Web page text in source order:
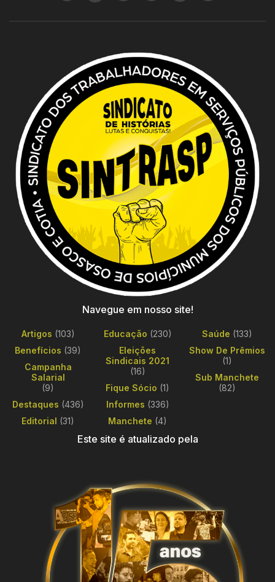
Navegue em nosso site!
Artigos (103)
Benefícios (39)
Campanha
Salarial
(9)
Destaques (436)
Editorial (31)
Educação (230)
Eleições
Sindicais 2021
(16)
Fique Sócio (1)
Informes (336)
Manchete (4)
Saúde (133)
Show De Prêmios
(1)
Sub Manchete
(82)
Este site é atualizado pela